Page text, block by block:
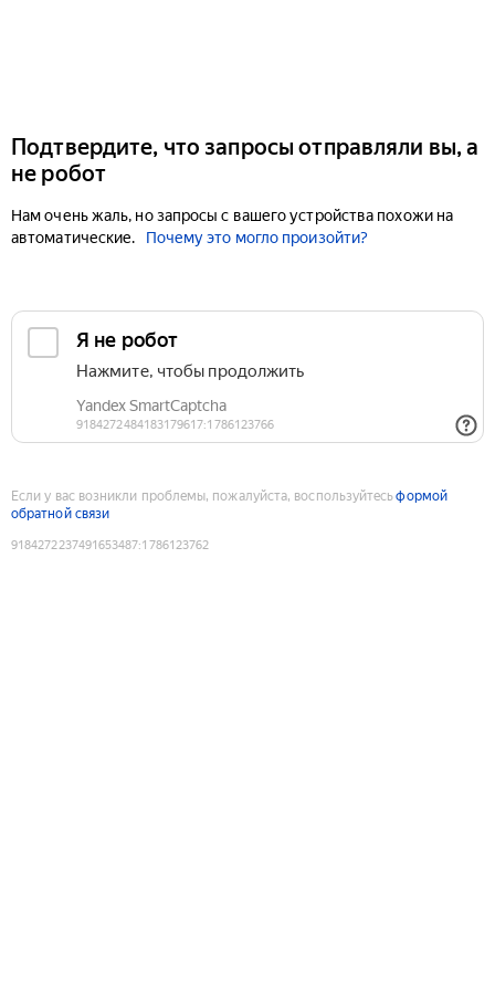
Подтвердите, что запросы отправляли вы, а
не робот
Нам очень жаль, но запросы с вашего устройства похожи на
автоматические.
Почему это могло произойти?
Если у вас возникли проблемы, пожалуйста, воспользуйтесьформой
обратной связи
9184272237491653487:1786123762